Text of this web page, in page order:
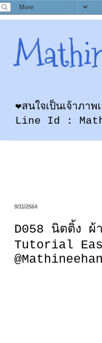
❤สนใจเป็นเจ้าภ
Line Id :
9/11/2564
D058 นิตติ้ง ผ้
Tutorial